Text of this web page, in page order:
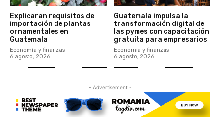
Explicaran requisitos de
importación de plantas
ornamentales en
Guatemala
Economía y finanzas
6 agosto, 2026
Guatemala impulsa la
transformación digital de
las pymes con capacitación
gratuita para empresarios
Economía y finanzas
6 agosto, 2026
- Advertisement -